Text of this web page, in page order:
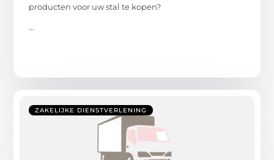
producten voor uw stal te kopen?
...
ZAKELIJKE DIENSTVERLENING